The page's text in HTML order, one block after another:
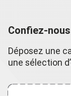
Confiez-
Déposez une
une sélection